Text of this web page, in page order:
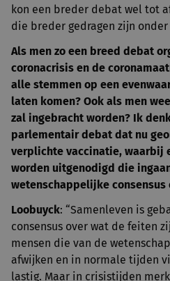
kon een breder debat wel tot
die breder gedragen zijn onder
Als men zo een breed debat
coronacrisis en de
alle stemmen op een
laten komen? Ook als men
zal ingebracht worden? Ik
parlementair debat dat nu
verplichte vaccinatie, waarbij
worden uitgenodigd die
wetenschappelijke consensus
Loobuyck: “Samenleven is
consensus over wat de feiten
mensen die van de
afwijken en in normale tijden
lastig. Maar in crisistijden